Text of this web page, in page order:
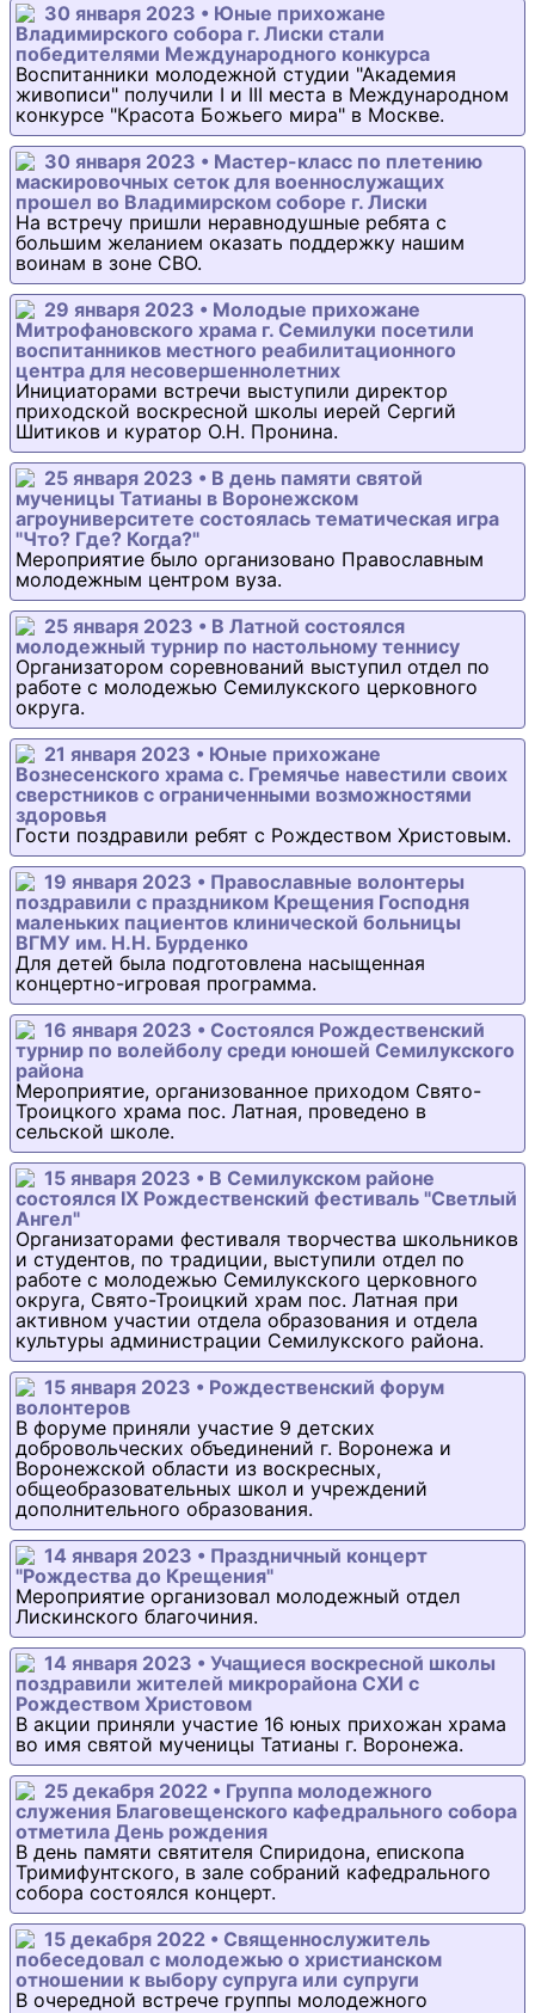
30 января 2023 • Юные прихожане
Владимирского собора г. Лиски стали
победителями Международного конкурса
Воспитанники молодежной студии "Академия
живописи" получили I и III места в Международном
конкурсе "Красота Божьего мира" в Москве.
30 января 2023 • Мастер-класс по плетению
маскировочных сеток для военнослужащих
прошел во Владимирском соборе г. Лиски
На встречу пришли неравнодушные ребята с
большим желанием оказать поддержку нашим
воинам в зоне СВО.
29 января 2023 • Молодые прихожане
Митрофановского храма г. Семилуки посетили
воспитанников местного реабилитационного
центра для несовершеннолетних
Инициаторами встречи выступили директор
приходской воскресной школы иерей Сергий
Шитиков и куратор О.Н. Пронина.
25 января 2023 • В день памяти святой
мученицы Татианы в Воронежском
агроуниверситете состоялась тематическая игра
"Что? Где? Когда?"
Мероприятие было организовано Православным
молодежным центром вуза.
25 января 2023 • В Латной состоялся
молодежный турнир по настольному теннису
Организатором соревнований выступил отдел по
работе с молодежью Семилукского церковного
округа.
21 января 2023 • Юные прихожане
Вознесенского храма с. Гремячье навестили своих
сверстников с ограниченными возможностями
здоровья
Гости поздравили ребят с Рождеством Христовым.
19 января 2023 • Православные волонтеры
поздравили с праздником Крещения Господня
маленьких пациентов клинической больницы
ВГМУ им. Н.Н. Бурденко
Для детей была подготовлена насыщенная
концертно-игровая программа.
16 января 2023 • Состоялся Рождественский
турнир по волейболу среди юношей Семилукского
района
Мероприятие, организованное приходом Свято-
Троицкого храма пос. Латная, проведено в
сельской школе.
15 января 2023 • В Семилукском районе
состоялся IX Рождественский фестиваль "Светлый
Ангел"
Организаторами фестиваля творчества школьников
и студентов, по традиции, выступили отдел по
работе с молодежью Семилукского церковного
округа, Свято-Троицкий храм пос. Латная при
активном участии отдела образования и отдела
культуры администрации Семилукского района.
15 января 2023 • Рождественский форум
волонтеров
В форуме приняли участие 9 детских
добровольческих объединений г. Воронежа и
Воронежской области из воскресных,
общеобразовательных школ и учреждений
дополнительного образования.
14 января 2023 • Праздничный концерт
"Рождества до Крещения"
Мероприятие организовал молодежный отдел
Лискинского благочиния.
14 января 2023 • Учащиеся воскресной школы
поздравили жителей микрорайона СХИ с
Рождеством Христовом
В акции приняли участие 16 юных прихожан храма
во имя святой мученицы Татианы г. Воронежа.
25 декабря 2022 • Группа молодежного
служения Благовещенского кафедрального собора
отметила День рождения
В день памяти святителя Спиридона, епископа
Тримифунтского, в зале собраний кафедрального
собора состоялся концерт.
15 декабря 2022 • Священнослужитель
побеседовал с молодежью о христианском
отношении к выбору супруга или супруги
В очередной встрече группы молодежного